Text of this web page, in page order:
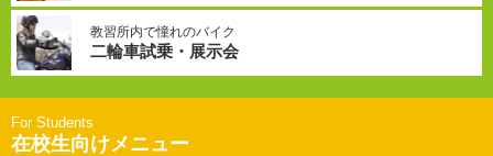
教習所内で憧れのバイク
二輪車試乗・展示会
在校生向けメニュー